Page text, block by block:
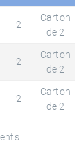
2
Carton
de 2
2
Carton
de 2
2
Carton
de 2